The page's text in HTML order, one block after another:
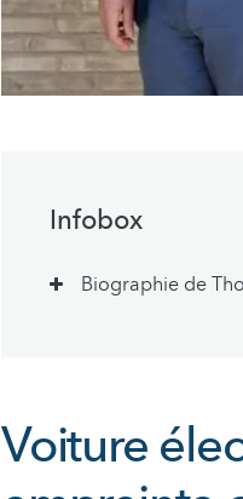
Infobox
Biographie de
Voiture